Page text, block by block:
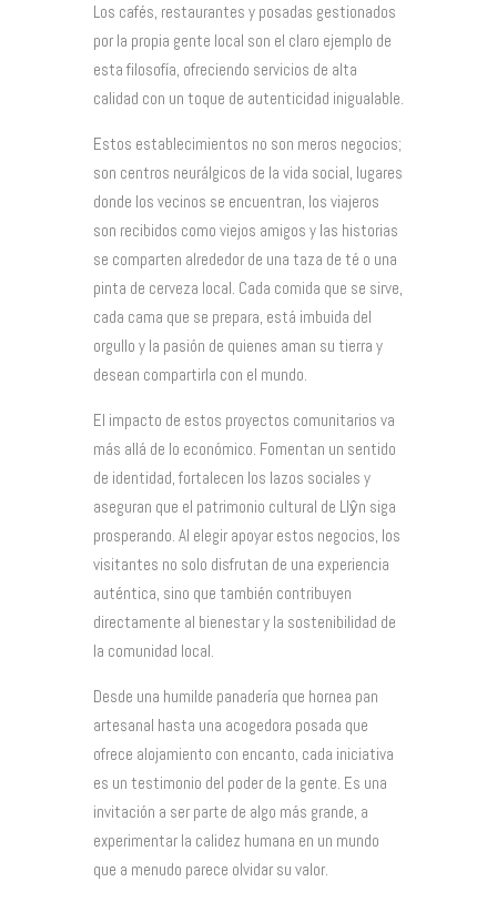
Los cafés, restaurantes y posadas gestionados
por la propia gente local son el claro ejemplo de
esta filosofía, ofreciendo servicios de alta
calidad con un toque de autenticidad inigualable.
Estos establecimientos no son meros negocios;
son centros neurálgicos de la vida social, lugares
donde los vecinos se encuentran, los viajeros
son recibidos como viejos amigos y las historias
se comparten alrededor de una taza de té o una
pinta de cerveza local. Cada comida que se sirve,
cada cama que se prepara, está imbuida del
orgullo y la pasión de quienes aman su tierra y
desean compartirla con el mundo.
El impacto de estos proyectos comunitarios va
más allá de lo económico. Fomentan un sentido
de identidad, fortalecen los lazos sociales y
aseguran que el patrimonio cultural de Llŷn siga
prosperando. Al elegir apoyar estos negocios, los
visitantes no solo disfrutan de una experiencia
auténtica, sino que también contribuyen
directamente al bienestar y la sostenibilidad de
la comunidad local.
Desde una humilde panadería que hornea pan
artesanal hasta una acogedora posada que
ofrece alojamiento con encanto, cada iniciativa
es un testimonio del poder de la gente. Es una
invitación a ser parte de algo más grande, a
experimentar la calidez humana en un mundo
que a menudo parece olvidar su valor.